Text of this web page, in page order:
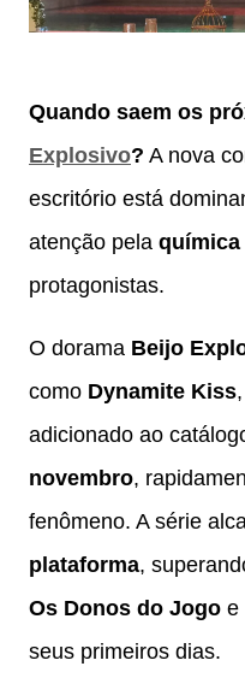
Quando saem os
Explosivo? A nova
escritório está
atenção pela química
protagonistas.
O dorama Beijo
como Dynamite Kiss
adicionado ao
novembro,
fenômeno. A série
plataforma,
Os Donos do Jogo e
seus primeiros dias.